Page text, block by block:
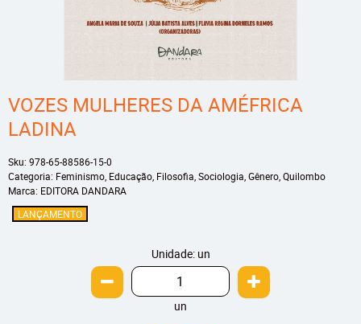
VOZES MULHERES DA AMÉFRICA
LADINA
Sku: 978-65-88586-15-0
Categoria: Feminismo Educação Filosofia Sociologia Gênero Quilombo
Marca: EDITORA DANDARA
LANÇAMENTO
Unidade: un
un